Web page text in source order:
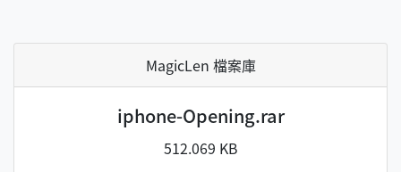
MagicLen 檔案庫
iphone-Opening.rar
512.069 KB